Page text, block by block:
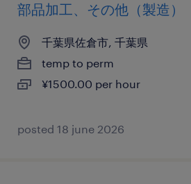
部品加工、その他（製造）
千葉県佐倉市, 千葉県
temp to perm
¥1500.00 per hour
posted 18 june 2026